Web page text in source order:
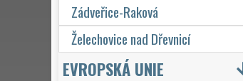
Zádveřice-Raková
Želechovice nad Dřevnicí
EVROPSKÁ UNIE